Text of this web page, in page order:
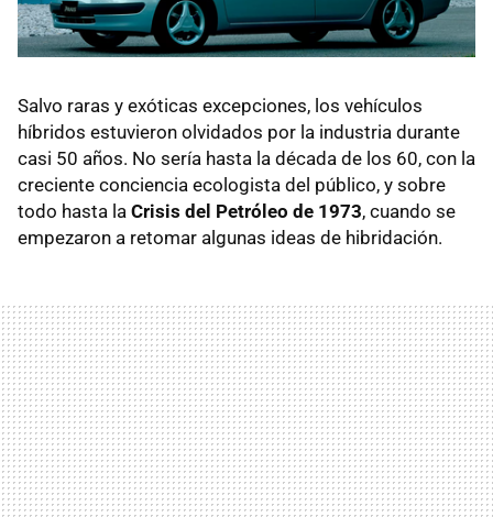
Salvo raras y exóticas excepciones, los vehículos
híbridos estuvieron olvidados por la industria durante
casi 50 años. No sería hasta la década de los 60, con la
creciente conciencia ecologista del público, y sobre
todo hasta la Crisis del Petróleo de 1973, cuando se
empezaron a retomar algunas ideas de hibridación.